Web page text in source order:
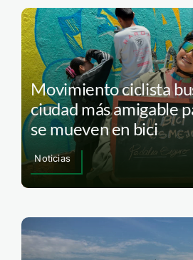
Movimiento ciclista
ciudad más amigable
se mueven en bici
Noticias